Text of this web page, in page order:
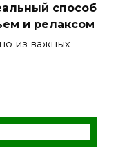
способ
и релаксом
из важных